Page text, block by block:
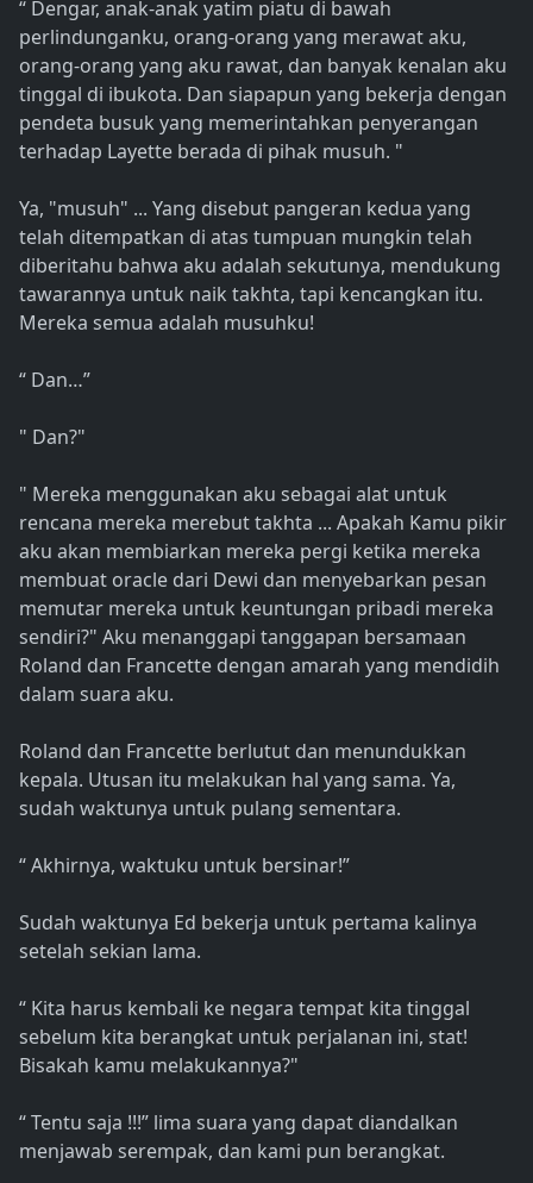
“ Dengar, anak-anak yatim piatu di bawah
perlindunganku, orang-orang yang merawat aku,
orang-orang yang aku rawat, dan banyak kenalan aku
tinggal di ibukota. Dan siapapun yang bekerja dengan
pendeta busuk yang memerintahkan penyerangan
terhadap Layette berada di pihak musuh. "
Ya, "musuh" ... Yang disebut pangeran kedua yang
telah ditempatkan di atas tumpuan mungkin telah
diberitahu bahwa aku adalah sekutunya, mendukung
tawarannya untuk naik takhta, tapi kencangkan itu.
Mereka semua adalah musuhku!
“ Dan…”
" Dan?"
" Mereka menggunakan aku sebagai alat untuk
rencana mereka merebut takhta ... Apakah Kamu pikir
aku akan membiarkan mereka pergi ketika mereka
membuat oracle dari Dewi dan menyebarkan pesan
memutar mereka untuk keuntungan pribadi mereka
sendiri?" Aku menanggapi tanggapan bersamaan
Roland dan Francette dengan amarah yang mendidih
dalam suara aku.
Roland dan Francette berlutut dan menundukkan
kepala. Utusan itu melakukan hal yang sama. Ya,
sudah waktunya untuk pulang sementara.
“ Akhirnya, waktuku untuk bersinar!”
Sudah waktunya Ed bekerja untuk pertama kalinya
setelah sekian lama.
“ Kita harus kembali ke negara tempat kita tinggal
sebelum kita berangkat untuk perjalanan ini, stat!
Bisakah kamu melakukannya?"
“ Tentu saja !!!” lima suara yang dapat diandalkan
menjawab serempak, dan kami pun berangkat.